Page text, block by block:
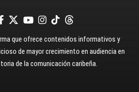
que ofrece contenidos informativos y
de mayor crecimiento en audiencia en
de la comunicación caribeña.